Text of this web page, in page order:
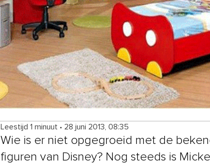
Leestijd 1 minuut • 28 juni 2013, 08:35
Wie is er niet opgegroeid met de
figuren van Disney? Nog steeds is